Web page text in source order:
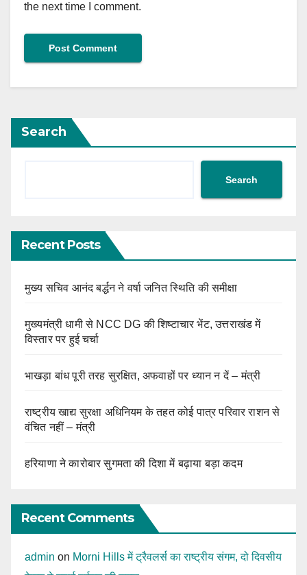
the next time I comment.
Search
Search
Recent Posts
मुख्य सचिव आनंद बर्द्धन ने वर्षा जनित स्थिति की समीक्षा
मुख्यमंत्री धामी से NCC DG की शिष्टाचार भेंट, उत्तराखंड में
विस्तार पर हुई चर्चा
भाखड़ा बांध पूरी तरह सुरक्षित, अफवाहों पर ध्यान न दें – मंत्री
राष्ट्रीय खाद्य सुरक्षा अधिनियम के तहत कोई पात्र परिवार राशन से
वंचित नहीं – मंत्री
हरियाणा ने कारोबार सुगमता की दिशा में बढ़ाया बड़ा कदम
Recent Comments
admin on Morni Hills में ट्रैवलर्स का राष्ट्रीय संगम, दो दिवसीय